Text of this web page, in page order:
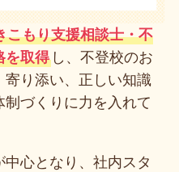
こもり支援相談士・不
を取得し、不登校のお
り添い、正しい知識
づくりに力を入れて
心となり、社内スタ